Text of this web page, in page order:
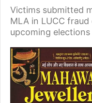
Victims submitted
MLA in LUCC
upcoming elections